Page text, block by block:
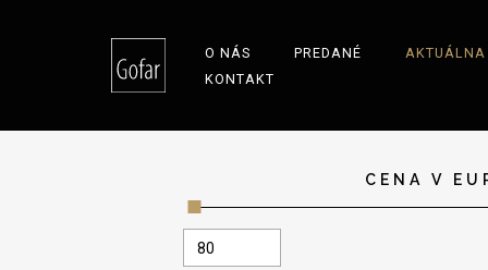
O NÁS PREDANÉ
AKTUÁLNA
KONTAKT
CENA V